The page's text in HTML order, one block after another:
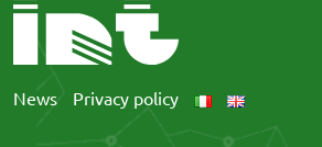
News Privacy policy